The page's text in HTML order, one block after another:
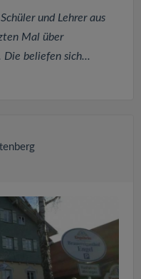
und Lehrer aus
Mal über
beliefen sich...